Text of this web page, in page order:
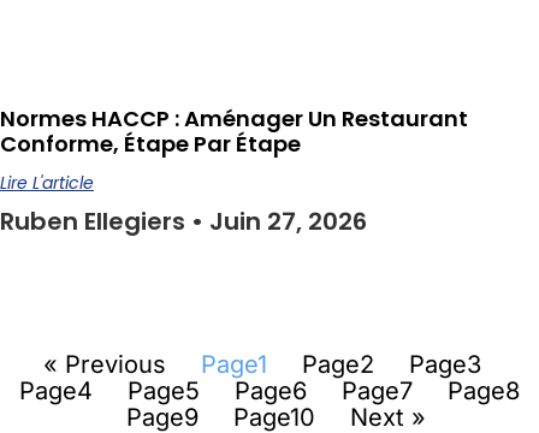
Normes HACCP : Aménager Un Restaurant
Conforme, Étape Par Étape
Lire L'article
Ruben Ellegiers Juin 27, 2026
« Previous Page1 Page2 Page3
Page4 Page5 Page6 Page7 Page8
Page9 Page10 Next »